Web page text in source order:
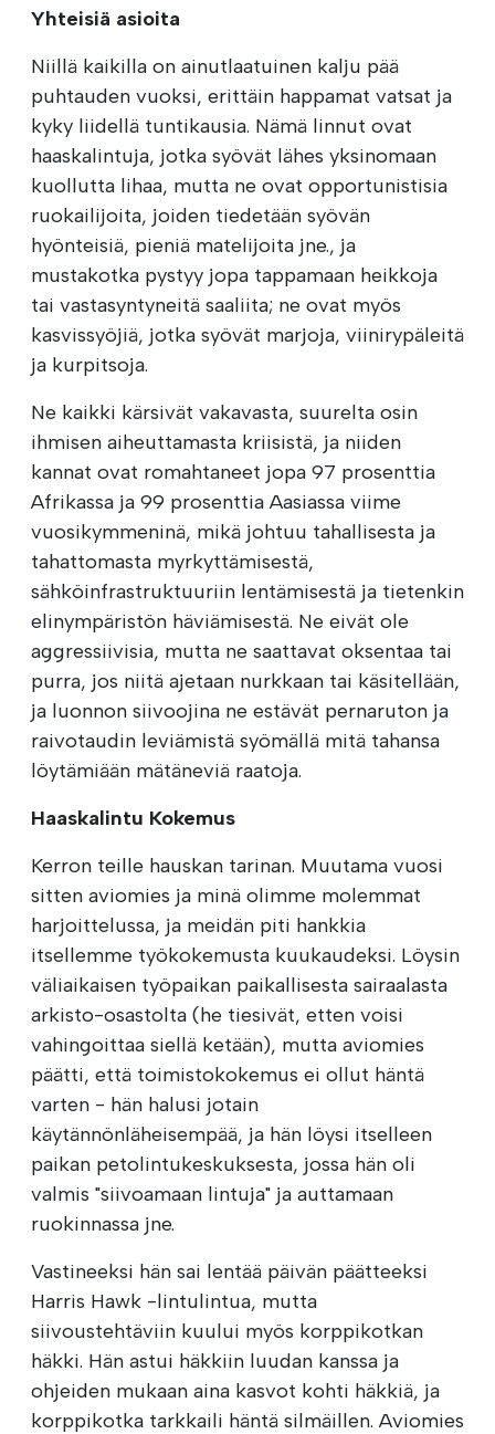
Yhteisiä asioita
Niillä kaikilla on ainutlaatuinen kalju pää
puhtauden vuoksi, erittäin happamat vatsat ja
kyky liidellä tuntikausia. Nämä linnut ovat
haaskalintuja, jotka syövät lähes yksinomaan
kuollutta lihaa, mutta ne ovat opportunistisia
ruokailijoita, joiden tiedetään syövän
hyönteisiä, pieniä matelijoita jne., ja
mustakotka pystyy jopa tappamaan heikkoja
tai vastasyntyneitä saaliita; ne ovat myös
kasvissyöjiä, jotka syövät marjoja, viinirypäleitä
ja kurpitsoja.
Ne kaikki kärsivät vakavasta, suurelta osin
ihmisen aiheuttamasta kriisistä, ja niiden
kannat ovat romahtaneet jopa 97 prosenttia
Afrikassa ja 99 prosenttia Aasiassa viime
vuosikymmeninä, mikä johtuu tahallisesta ja
tahattomasta myrkyttämisestä,
sähköinfrastruktuuriin lentämisestä ja tietenkin
elinympäristön häviämisestä. Ne eivät ole
aggressiivisia, mutta ne saattavat oksentaa tai
purra, jos niitä ajetaan nurkkaan tai käsitellään,
ja luonnon siivoojina ne estävät pernaruton ja
raivotaudin leviämistä syömällä mitä tahansa
löytämiään mätäneviä raatoja.
Haaskalintu Kokemus
Kerron teille hauskan tarinan. Muutama vuosi
sitten aviomies ja minä olimme molemmat
harjoittelussa, ja meidän piti hankkia
itsellemme työkokemusta kuukaudeksi. Löysin
väliaikaisen työpaikan paikallisesta sairaalasta
arkisto-osastolta (he tiesivät, etten voisi
vahingoittaa siellä ketään), mutta aviomies
päätti, että toimistokokemus ei ollut häntä
varten - hän halusi jotain
käytännönläheisempää, ja hän löysi itselleen
paikan petolintukeskuksesta, jossa hän oli
valmis "siivoamaan lintuja" ja auttamaan
ruokinnassa jne.
Vastineeksi hän sai lentää päivän päätteeksi
Harris Hawk -lintulintua, mutta
siivoustehtäviin kuului myös korppikotkan
häkki. Hän astui häkkiin luudan kanssa ja
ohjeiden mukaan aina kasvot kohti häkkiä, ja
korppikotka tarkkaili häntä silmäillen. Aviomies